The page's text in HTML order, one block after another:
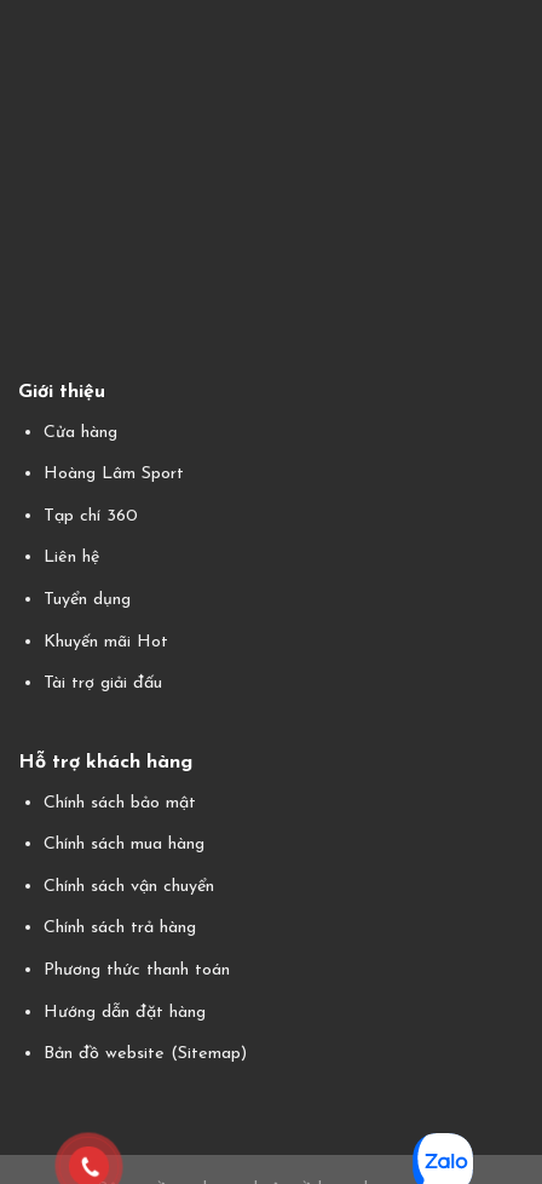
Giới thiệu
Cửa hàng
Hoàng Lâm Sport
Tạp chí 360
Liên hệ
Tuyển dụng
Khuyến mãi Hot
Tài trợ giải đấu
Hỗ trợ khách hàng
Chính sách bảo mật
Chính sách mua hàng
Chính sách vận chuyển
Chính sách trả hàng
Phương thức thanh toán
Hướng dẫn đặt hàng
Bản đồ website (Sitemap)